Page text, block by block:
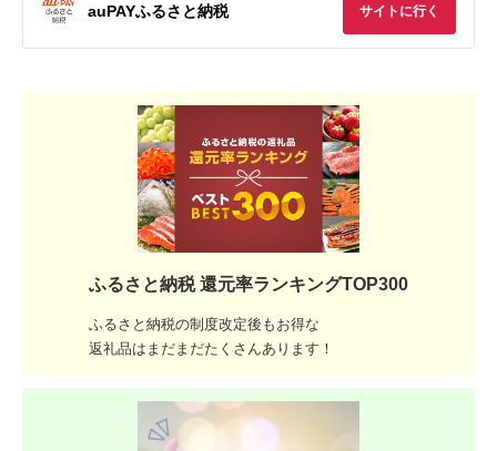
auPAYふるさと納税 サイトに行く
ふるさと納税 還元率ランキングTOP300
ふるさと納税の制度改定後もお得な
返礼品はまだまだたくさんあります！